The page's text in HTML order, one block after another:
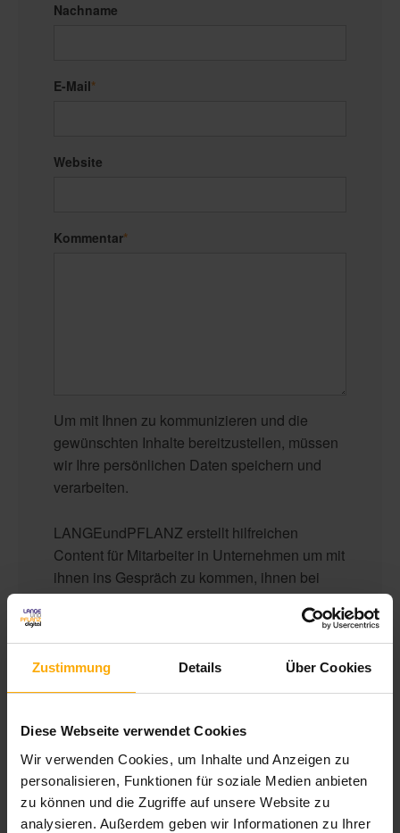
Zustimmung Details Über Cookies
Diese Webseite verwendet Cookies
Wir verwenden Cookies, um Inhalte und Anzeigen zu
personalisieren, Funktionen für soziale Medien anbieten
zu können und die Zugriffe auf unsere Website zu
analysieren. Außerdem geben wir Informationen zu Ihrer
Nachname
E-Mail*
Website
Kommentar*
Um mit Ihnen zu kommunizieren und die
gewünschten Inhalte bereitzustellen, müssen
wir Ihre persönlichen Daten speichern und
verarbeiten.
LANGEundPFLANZ erstellt hilfreichen
Content für Mitarbeiter in Unternehmen um mit
ihnen ins Gespräch zu kommen, ihnen bei
ihrer Arbeit in Marketing, Vertrieb und Service
behilflich zu sein und sie bezüglich unserer
Produkte und Dienstleistungen zu
kontaktieren. Sie können sich jederzeit von
diesen Benachrichtigungen abmelden.
Datenschutzpraktiken und unsere
Verpflichtung zum Schutz Ihrer Privatsphäre
finden Sie in unseren
Datenschutzbestimmungen.